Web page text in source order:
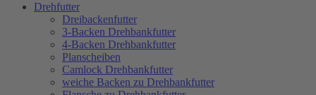
Drehfutter
Dreibackenfutter
3-Backen Drehbankfutter
4-Backen Drehbankfutter
Planscheiben
Camlock Drehbankfutter
weiche Backen zu Drehbankfutter